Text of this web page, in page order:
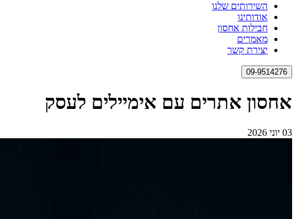
השירותים שלנו
אודותינו
חבילות אחסון
מאמרים
יצירת קשר
09-9514276
אחסון אתרים עם אימיילים לעסק
03 יוני 2026